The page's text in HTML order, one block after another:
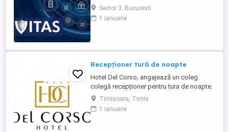
(magazine de haine din mall-urile din
Bucuresti) CONTACT: apel la numarul din
anunt Locatia: Park Lake, metrou Dristor
Garantam Salariu, program, ...
Sector 3, Bucuresti
1 ianuarie
Recepționer tură de noapte
Hotel Del Corso, angajează un coleg
colegă recepționer pentru tura de noapte.
Responsabilități: - cunoașterea imbii
engleze obligatorie; - ture: 2 ture de 12h, 2
zile libere, doar de noapte; - să fii o
Timisoara, Timis
1 ianuarie